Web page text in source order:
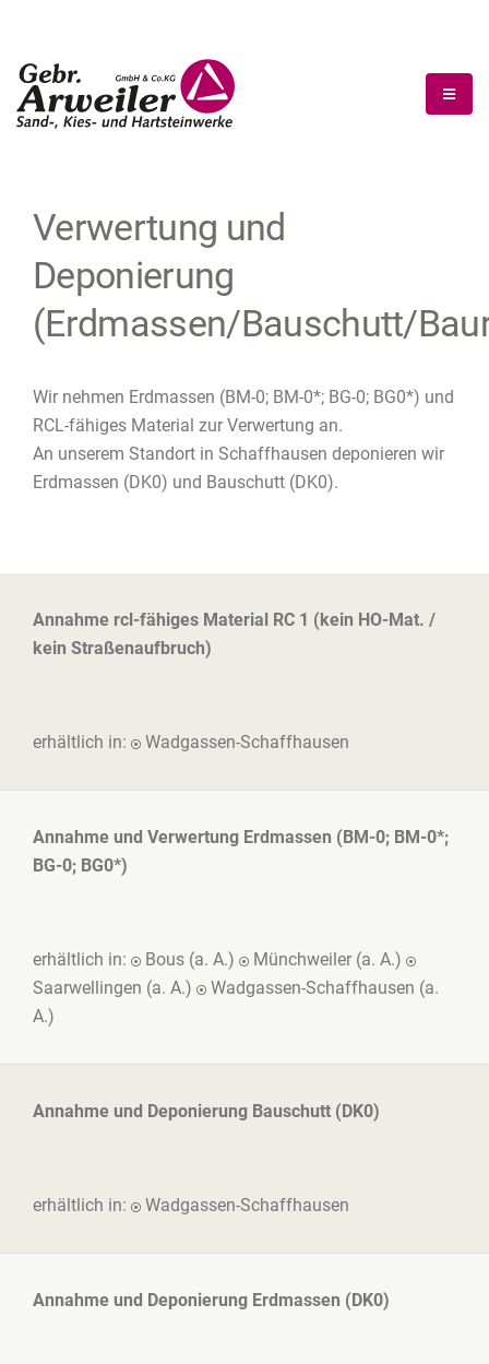
Verwertung und
Deponierung
(Erdmassen/Bauschutt/
Wir nehmen Erdmassen (BM-0; BM-0*; BG-0; BG0*) und
RCL-fähiges Material zur Verwertung an.
An unserem Standort in Schaffhausen deponieren wir
Erdmassen (DK0) und Bauschutt (DK0).
Annahme rcl-fähiges Material RC 1 (kein HO-Mat. /
kein Straßenaufbruch)
erhältlich in: Wadgassen-Schaffhausen
Annahme und Verwertung Erdmassen (BM-0; BM-0*;
BG-0; BG0*)
erhältlich in: Bous (a. A.)
Münchweiler (a. A.)
Saarwellingen (a. A.)
Wadgassen-Schaffhausen (a.
A.)
Annahme und Deponierung Bauschutt (DK0)
erhältlich in: Wadgassen-Schaffhausen
Annahme und Deponierung Erdmassen (DK0)